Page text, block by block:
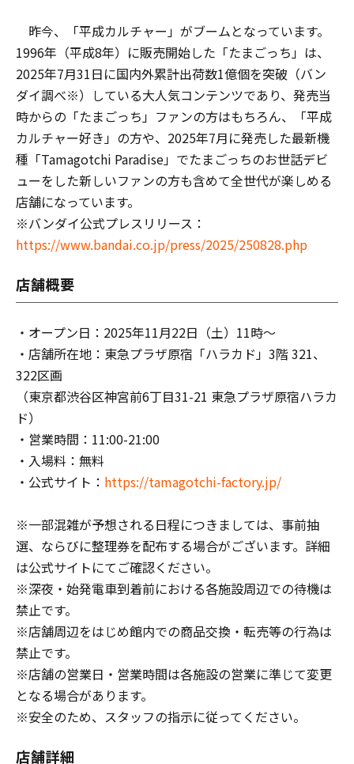
昨今、「平成カルチャー」がブームとなっています。
1996年（平成8年）に販売開始した「たまごっち」は、
2025年7月31日に国内外累計出荷数1億個を突破（バン
ダイ調べ※）している大人気コンテンツであり、発売当
時からの「たまごっち」ファンの方はもちろん、「平成
カルチャー好き」の方や、2025年7月に発売した最新機
種「Tamagotchi Paradise」でたまごっちのお世話デビ
ューをした新しいファンの方も含めて全世代が楽しめる
店舗になっています。
※バンダイ公式プレスリリース：
https://www.bandai.co.jp/press/2025/250828.php
店舗概要
・オープン日：2025年11月22日（土）11時～
・店舗所在地：東急プラザ原宿「ハラカド」3階 321、
322区画
（東京都渋谷区神宮前6丁目31-21 東急プラザ原宿ハラカ
ド）
・営業時間：11:00-21:00
・入場料：無料
・公式サイト： https://tamagotchi-factory.jp/
※一部混雑が予想される日程につきましては、事前抽
選、ならびに整理券を配布する場合がございます。詳細
は公式サイトにてご確認ください。
※深夜・始発電車到着前における各施設周辺での待機は
禁止です。
※店舗周辺をはじめ館内での商品交換・転売等の行為は
禁止です。
※店舗の営業日・営業時間は各施設の営業に準じて変更
となる場合があります。
※安全のため、スタッフの指示に従ってください。
店舗詳細